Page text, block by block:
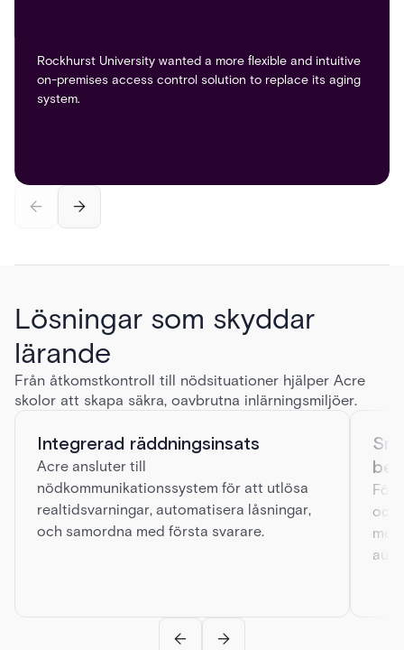
Rockhurst University wanted a more flexible and intuitive
on-premises access control solution to replace its aging
system.
centralized, scalable solution capable of supporting a
vibrant and expanding academic community.
Lösningar som skyddar
lärande
Från åtkomstkontroll till nödsituationer hjälper Acre
skolor att skapa säkra, oavbrutna inlärningsmiljöer.
Integrerad räddningsinsats
Acre ansluter till
nödkommunikationssystem för att utlösa
realtidsvarningar, automatisera låsningar,
och samordna med första svarare.
och